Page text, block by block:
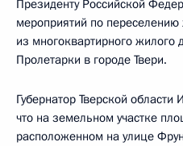
Президенту Российской
мероприятий по переселению
из многоквартирного
Пролетарки в городе Твери.
Губернатор Тверской
что на земельном участке
расположенном на улице